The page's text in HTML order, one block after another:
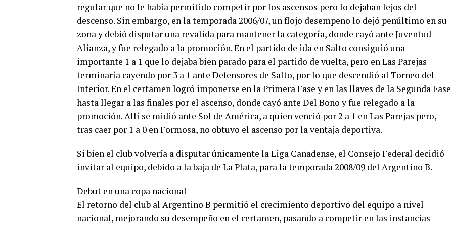
regular que no le había permitido competir por los ascensos pero lo dejaban lejos del
descenso. Sin embargo, en la temporada 2006/07, un flojo desempeño lo dejó penúltimo en su
zona y debió disputar una revalida para mantener la categoría, donde cayó ante Juventud
Alianza, y fue relegado a la promoción. En el partido de ida en Salto consiguió una
importante 1 a 1 que lo dejaba bien parado para el partido de vuelta, pero en Las Parejas
terminaría cayendo por 3 a 1 ante Defensores de Salto, por lo que descendió al Torneo del
Interior. En el certamen logró imponerse en la Primera Fase y en las llaves de la Segunda Fase
hasta llegar a las finales por el ascenso, donde cayó ante Del Bono y fue relegado a la
promoción. Allí se midió ante Sol de América, a quien venció por 2 a 1 en Las Parejas pero,
tras caer por 1 a 0 en Formosa, no obtuvo el ascenso por la ventaja deportiva.
Si bien el club volvería a disputar únicamente la Liga Cañadense, el Consejo Federal decidió
invitar al equipo, debido a la baja de La Plata, para la temporada 2008/09 del Argentino B.
Debut en una copa nacional
El retorno del club al Argentino B permitió el crecimiento deportivo del equipo a nivel
nacional, mejorando su desempeño en el certamen, pasando a competir en las instancias